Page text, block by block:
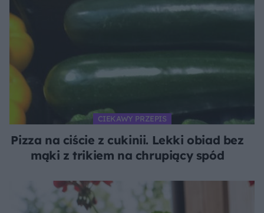
CIEKAWY PRZEPIS
Pizza na ciście z cukinii. Lekki obiad bez
mąki z trikiem na chrupiący spód